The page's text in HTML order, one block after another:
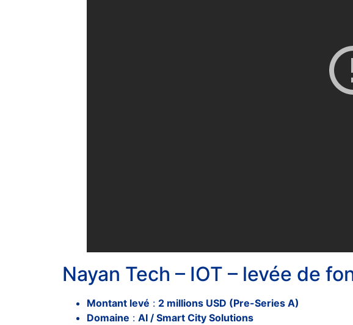
Nayan Tech – IOT – levée de
Montant levé : 2 millions USD (Pre-Series A)
Domaine : AI / Smart City Solutions